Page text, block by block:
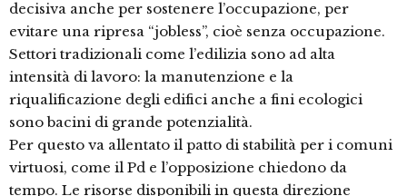
decisiva anche per sostenere l’occupazione, per
evitare una ripresa “jobless”, cioè senza occupazione.
Settori tradizionali come l’edilizia sono ad alta
intensità di lavoro: la manutenzione e la
riqualificazione degli edifici anche a fini ecologici
sono bacini di grande potenzialità.
Per questo va allentato il patto di stabilità per i comuni
virtuosi, come il Pd e l’opposizione chiedono da
tempo. Le risorse disponibili in questa direzione